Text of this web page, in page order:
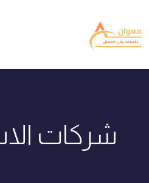
شركات